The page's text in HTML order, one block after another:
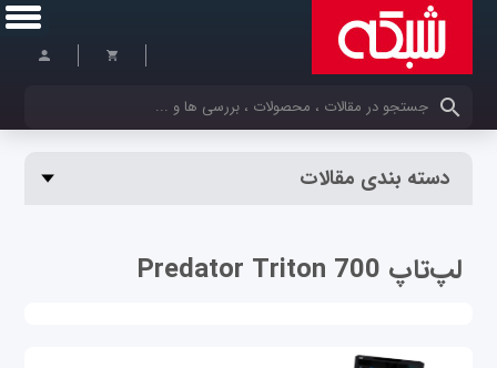
کلمات کلیدی خود را وارد کنید
دسته بندی مقالات
لپ‌تاپ Predator Triton 700